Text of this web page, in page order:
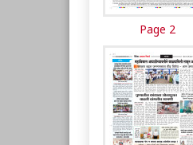
Page 2